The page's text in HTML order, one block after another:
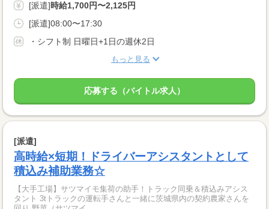
[派遣]時給1,700円〜2,125円
[派遣]08:00〜17:30
・シフト制 日曜日+1日の週休2日
もっと見る
応募する（バイトル求人）
[派遣]
高時給×短期！ドライバーアシスタントとして
積込み補助業務☆
【大手工場】サツマイモ集荷の助手！トラック同乗＆積込みアシス
タント 3tトラックの運転手さんと一緒に茨城県内の契約農家さんを